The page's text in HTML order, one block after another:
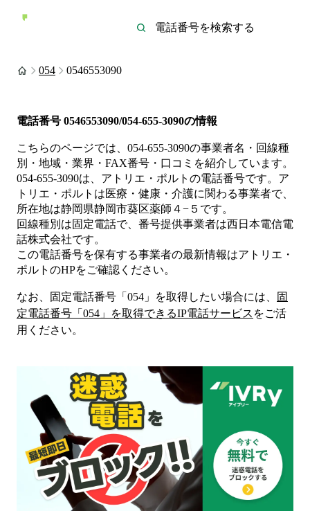
054 0546553090
電話番号 0546553090/054-655-3090の情報
こちらのページでは、 054-655-3090の事業者名・回線種
別・地域・業界・FAX番号・口コミを紹介しています。
054-655-3090は、 アトリエ・ポルト の電話番号です。 ア
トリエ・ポルトは医療・健康・介護に関わる事業者で、
所在地は静岡県静岡市葵区薬師４−５ です。
回線種別は固定電話で、番号提供事業者は西日本電信電
話株式会社です。
この電話番号を保有する事業者の最新情報はアトリエ・
ポルト のHPをご確認ください。
なお、固定電話番号「 054 」を取得したい場合には、
固
定電話番号「 054 」を取得できるIP電話サービス をご活
用ください。